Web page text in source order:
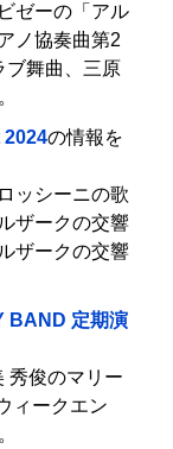
ゼーの「アル
ノ協奏曲第2
ブ舞曲、三原
2024の情報を
ッシーニの歌
ザークの交響
ザークの交響
BAND 定期演
秀俊のマリー
ィークエン